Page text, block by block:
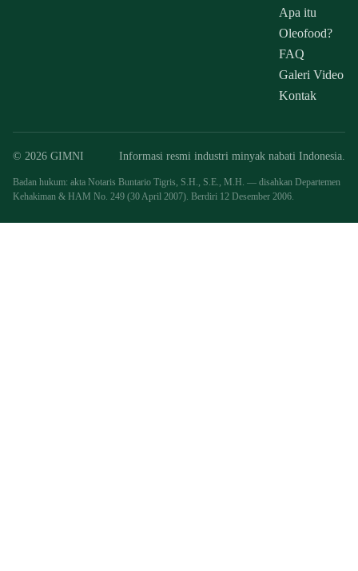
Apa itu
Oleofood?
FAQ
Galeri Video
Kontak
© 2026 GIMNI Informasi resmi industri minyak nabati Indonesia.
Badan hukum: akta Notaris Buntario Tigris, S.H., S.E., M.H. — disahkan Departemen
Kehakiman & HAM No. 249 (30 April 2007). Berdiri 12 Desember 2006.